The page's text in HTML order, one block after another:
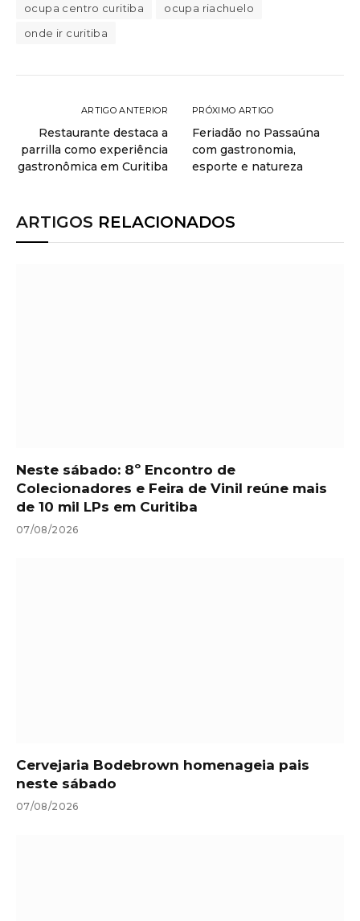
ocupa centro curitiba
ocupa riachuelo
onde ir curitiba
ARTIGO ANTERIOR
Restaurante destaca a
parrilla como experiência
gastronômica em Curitiba
PRÓXIMO ARTIGO
Feriadão no Passaúna
com gastronomia,
esporte e natureza
ARTIGOS RELACIONADOS
Neste sábado: 8º Encontro de
Colecionadores e Feira de Vinil reúne mais
de 10 mil LPs em Curitiba
07/08/2026
Cervejaria Bodebrown homenageia pais
neste sábado
07/08/2026